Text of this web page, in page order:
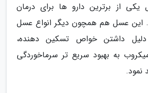
از برترین دارو ها برای درمان
این عسل هم همچون دیگر انواع عسل
داشتن خواص تسکین دهنده،
به بهبود سریع تر سرماخوردگی
نمود.